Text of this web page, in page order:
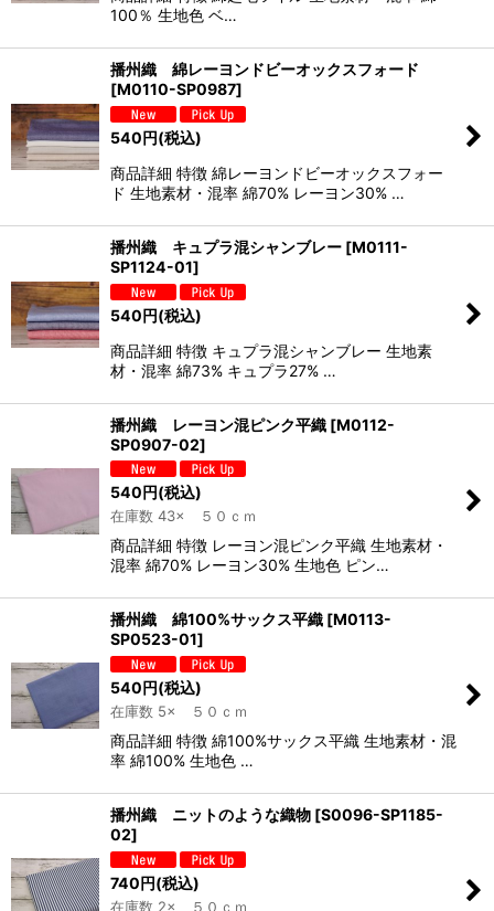
100％ 生地色 ベ…
播州織 綿レーヨンドビーオックスフォード
[M0110-SP0987]
540円(税込)
商品詳細 特徴 綿レーヨンドビーオックスフォー
ド 生地素材・混率 綿70% レーヨン30% …
播州織 キュプラ混シャンブレー [M0111-
SP1124-01]
540円(税込)
商品詳細 特徴 キュプラ混シャンブレー 生地素
材・混率 綿73% キュプラ27% …
播州織 レーヨン混ピンク平織 [M0112-
SP0907-02]
540円(税込)
在庫数 43× ５０ｃｍ
商品詳細 特徴 レーヨン混ピンク平織 生地素材・
混率 綿70% レーヨン30% 生地色 ピン…
播州織 綿100%サックス平織 [M0113-
SP0523-01]
540円(税込)
在庫数 5× ５０ｃｍ
商品詳細 特徴 綿100%サックス平織 生地素材・混
率 綿100% 生地色 …
播州織 ニットのような織物 [S0096-SP1185-
02]
740円(税込)
在庫数 2× ５０ｃｍ